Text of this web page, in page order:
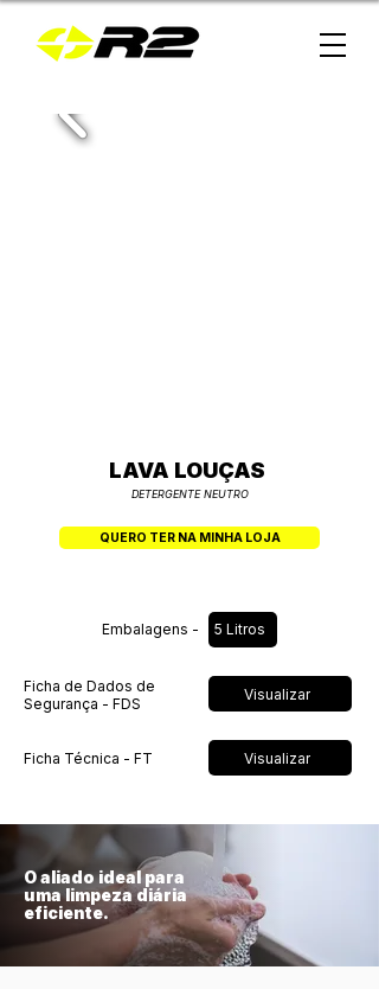
LAVA LOUÇAS
DETERGENTE NEUTRO
QUERO TER NA MINHA LOJA
Embalagens - 5 Litros
Ficha de Dados de
Segurança - FDS
Ficha Técnica - FT
Visualizar
Visualizar
O aliado ideal para
uma limpeza diária
eficiente.